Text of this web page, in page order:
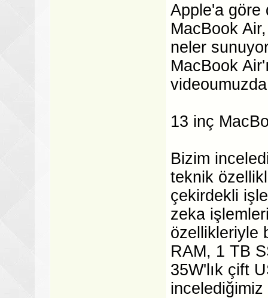
Apple'a göre
MacBook
neler
MacBook
13 inç
Bizim
teknik
çekirdekli
zeka
özellikleriyle
RAM, 1 TB
35W'lık çift